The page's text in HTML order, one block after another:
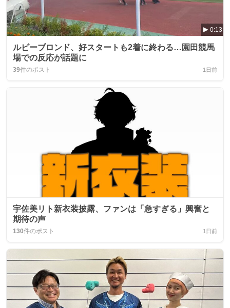
0:13
ルビーブロンド、好スタートも2着に終わる…園田競馬
場での反応が話題に
39件のポスト 1日前
宇佐美リト新衣装披露、ファンは「急すぎる」興奮と
期待の声
130件のポスト 1日前